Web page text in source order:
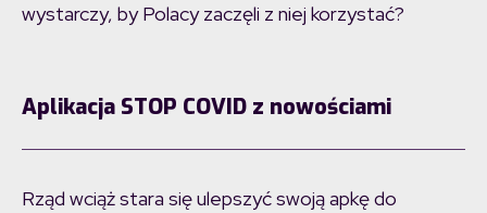
wystarczy, by Polacy zaczęli z niej korzystać?
Aplikacja STOP COVID z nowościami
Rząd wciąż stara się ulepszyć swoją apkę do